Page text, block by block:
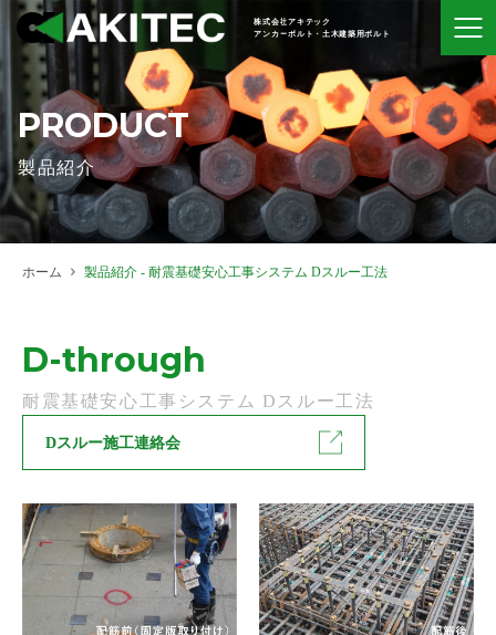
株式会社アキテック
アンカーボルト・土木建築用ボルト
PRODUCT
製品紹介
ホーム 製品紹介 - 耐震基礎安心工事システム Dスルー工法
D-through
耐震基礎安心工事システム Dスルー工法
Dスルー施工連絡会